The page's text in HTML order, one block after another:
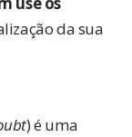
da sua
) é uma